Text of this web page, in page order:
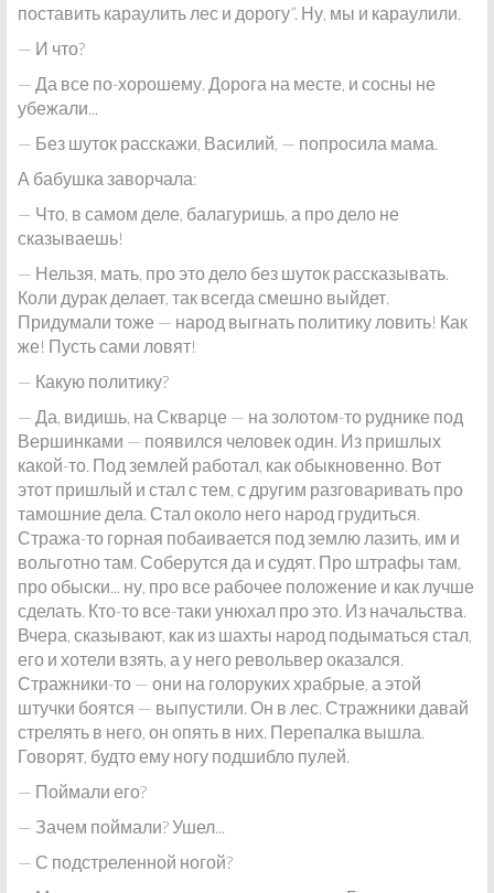
поставить караулить лес и дорогу”. Ну, мы и караулили.
— И что?
— Да все по-хорошему. Дорога на месте, и сосны не
убежали...
— Без шуток расскажи, Василий, — попросила мама.
А бабушка заворчала:
— Что, в самом деле, балагуришь, а про дело не
сказываешь!
— Нельзя, мать, про это дело без шуток рассказывать.
Коли дурак делает, так всегда смешно выйдет.
Придумали тоже — народ выгнать политику ловить! Как
же! Пусть сами ловят!
— Какую политику?
— Да, видишь, на Скварце — на золотом-то руднике под
Вершинками — появился человек один. Из пришлых
какой-то. Под землей работал, как обыкновенно. Вот
этот пришлый и стал с тем, с другим разговаривать про
тамошние дела. Стал около него народ грудиться.
Стража-то горная побаивается под землю лазить, им и
вольготно там. Соберутся да и судят. Про штрафы там,
про обыски... ну, про все рабочее положение и как лучше
сделать. Кто-то все-таки унюхал про это. Из начальства.
Вчера, сказывают, как из шахты народ подыматься стал,
его и хотели взять, а у него револьвер оказался.
Стражники-то — они на голоруких храбрые, а этой
штучки боятся — выпустили. Он в лес. Стражники давай
стрелять в него, он опять в них. Перепалка вышла.
Говорят, будто ему ногу подшибло пулей.
— Поймали его?
— Зачем поймали? Ушел...
— С подстреленной ногой?